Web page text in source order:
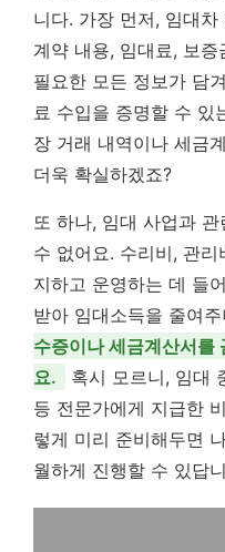
니다. 가장 먼저, 임대
계약 내용, 임대료, 보
필요한 모든 정보가 담
료 수입을 증명할 수 있
장 거래 내역이나 세금
더욱 확실하겠죠?
또 하나, 임대 사업과
수 없어요. 수리비, 관
지하고 운영하는 데 들
받아 임대소득을 줄여
수증이나 세금계산서를
요.
혹시 모르니, 임대
등 전문가에게 지급한
렇게 미리 준비해두면
월하게 진행할 수 있답